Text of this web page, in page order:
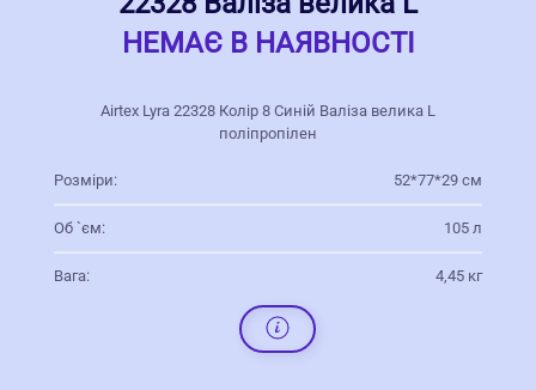
НЕМАЄ В НАЯВНОСТІ
Airtex Lyra 22328 Колір 8 Синій Валіза велика L
поліпропілен
Розміри: 52*77*29 см
Об `єм: 105 л
Вага: 4,45 кг